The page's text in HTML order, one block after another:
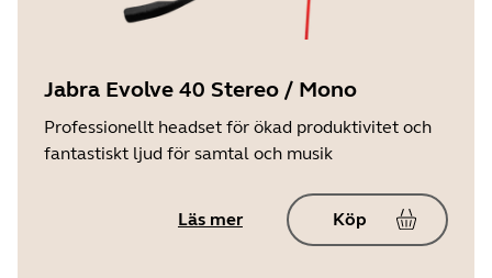
Jabra Evolve 40 Stereo / Mono
Professionellt headset för ökad produktivitet och
fantastiskt ljud för samtal och musik
Läs mer Köp